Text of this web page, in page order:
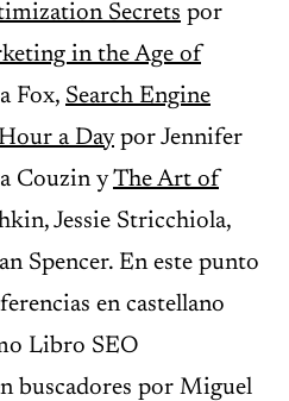
Secrets por
in the Age of
Fox, Search Engine
a Daypor Jennifer
Couzin yThe Art of
Jessie Stricchiola,
Spencer. En este punto
en castellano
Libro SEO
buscadores por Miguel